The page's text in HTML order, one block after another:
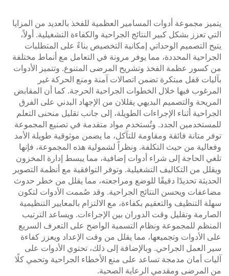
يتميز مجموعة أدوات المسامير العظمية للفخذ بالعديد من المزايا
التي تعزز بشكل كبير النتائج الجراحية والكفاءة التشغيلية. أولاً،
يتيح التصميم الوحداتي إمكانية التخصيص بناءً على المتطلبات
الجراحية المحددة، مما يوفر مرونة في التعامل مع أنماط مختلفة
من كسور عظمة الفخذ وتشريح المرضى المتنوع. وتتميز الأدوات
بآليات قفل مبتكرة تضمن اتصالات آمنة ومنع الحركة غير
المرغوب فيها خلال الخطوات الجراحية الحرجة. كما أن المقابض
المريحة والتصميم البديهي يقللان من الإجهاد البدني على الفرق
الجراحية أثناء الإجراءات الطويلة، إلى جانب تقليل منحنى التعلم
للمستخدمين الجدد. وتُستخدم مواد متقدمة في تصنيع المجموعة
توفر متانة فائقة ومقاومة للتآكل، ما يضمن موثوقية طويلة الأمد
وفعالية من حيث التكلفة. ونظراً لشمولية هذه المجموعة، فإنها
تلغي الحاجة إلى شراء أدوات إضافية، مما يبسط إدارة المخزون
ويقلل من التكاليف التشغيلية. وتوفر التوافقية مع أنظمة التصوير
الحديثة تحديدًا دقيقًا للوضع ومراجعته، مما يقلل من خطر حدوث
مضاعفات ويحسن النتائج الجراحية. وقد صُممت الأدوات لتكون
سهلة التنظيف والتعقيم بكفاءة، مع الالتزام بالمعايير التنظيمية
الصارمة وتقليل وقت الدوران بين الإجراءات. ويساعد الترتيب
المنظم للمجموعة ونظام التسمية الواضح على التعرف السريع
على الأدوات وتجميعها، مما يقلل من وقت الإعداد ويعزز كفاءة
سير العمل الجراحي. وبالإضافة إلى ذلك، تحتوي الأدوات على
آليات أمان مدمجة تساعد على منع الأخطاء الجراحية وتحمي كلًا
من المرضى ومقدمي الرعاية الصحية.